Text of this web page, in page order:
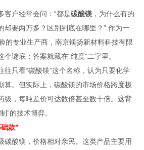
客户经常会问：“都是碳酸镁，为什么有的
却要两万多？区别到底在哪里？” 作为一
的专业生产商，南京镁扬新材料科技有限
谜底：答案就藏在“纯度”二字里。
往只看“碳酸镁”这个名称，认为只要化学
算。但实际上，碳酸镁的市场价格跨度极
级，每吨差价可达数倍甚至数十倍。这背
”的技术博弈。
款”
碳酸镁，价格相对亲民。这类产品主要用